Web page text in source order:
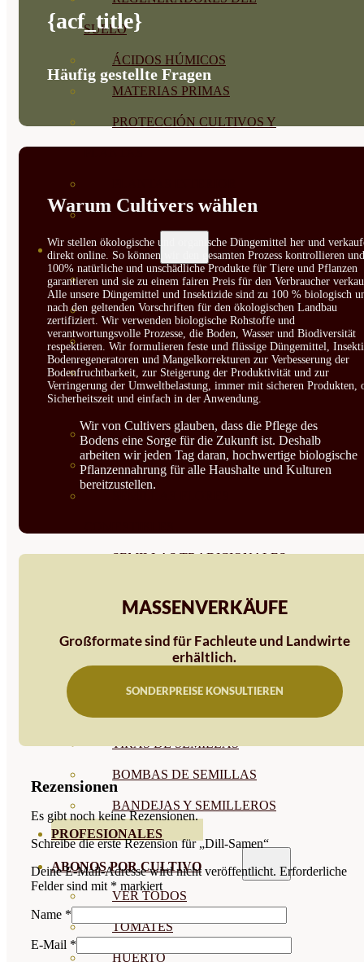
SUELO
ÁCIDOS HÚMICOS
MATERIAS PRIMAS
PROTECCIÓN CULTIVOS Y
GROWPUNCH
SEMILLAS
VER TODAS
BIODINÁMICAS DEMETER
HORTALIZA FRUTO
SEMILLAS HORTALIZA DE
HOJA
SEMILLAS AROMÁTICAS
SEMILLAS FLORES
SEMILLAS TRADICIONALES
SEMILLAS LEGUMINOSAS
TIRAS DE SEMILLAS
BOMBAS DE SEMILLAS
BANDEJAS Y SEMILLEROS
PROFESIONALES
ABONOS POR CULTIVO
VER TODOS
TOMATES
HUERTO
{acf_title}
Häufig gestellte Fragen
Warum Cultivers wählen
Wir stellen ökologische und organische Düngemittel her und
direkt online. So können wir den gesamten Prozess kontrollieren und
100% natürliche und unschädliche Produkte für Tiere und Pflanzen
garantieren und sie zu einem fairen Preis für den Verbraucher
Alle unsere Düngemittel und Insektizide sind zu 100 % biologisch
nach den geltenden Vorschriften für den ökologischen Landbau
zertifiziert. Wir verwenden biologische Rohstoffe und
verantwortungsvolle Prozesse, die Boden, Wasser und Biodiversität
respektieren. Wir formulieren feste und flüssige Düngemittel,
Bodenregeneratoren und Mangelkorrekturen zur Verbesserung der
Bodenfruchtbarkeit, zur Steigerung der Produktivität und zur
Verringerung der Umweltbelastung, immer mit sicheren Produkten,
Sicherheitszeit und einfach in der Anwendung.
Wir von Cultivers glauben, dass die Pflege des
Bodens eine Sorge für die Zukunft ist. Deshalb
arbeiten wir jeden Tag daran, hochwertige biologische
Pflanzennahrung für alle Haushalte und Kulturen
bereitzustellen.
MASSENVERKÄUFE
Großformate sind für Fachleute und Landwirte
erhältlich.
SONDERPREISE KONSULTIEREN
Rezensionen
Es gibt noch keine Rezensionen.
Schreibe die erste Rezension für „Dill-Samen“
Deine E-Mail-Adresse wird nicht veröffentlicht. Erforderliche
Felder sind mit * markiert
Name *
E-Mail *